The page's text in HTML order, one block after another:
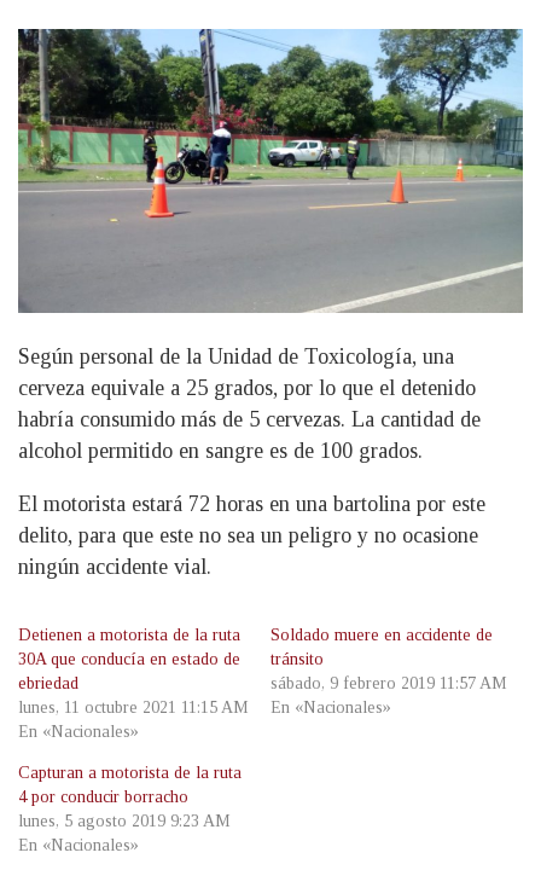
Según personal de la Unidad de Toxicología, una
cerveza equivale a 25 grados, por lo que el detenido
habría consumido más de 5 cervezas. La cantidad de
alcohol permitido en sangre es de 100 grados.
El motorista estará 72 horas en una bartolina por este
delito, para que este no sea un peligro y no ocasione
ningún accidente vial.
Detienen a motorista de la ruta
30A que conducía en estado de
ebriedad
lunes, 11 octubre 2021 11:15 AM
En «Nacionales»
Soldado muere en accidente de
tránsito
sábado, 9 febrero 2019 11:57 AM
En «Nacionales»
Capturan a motorista de la ruta
4 por conducir borracho
lunes, 5 agosto 2019 9:23 AM
En «Nacionales»